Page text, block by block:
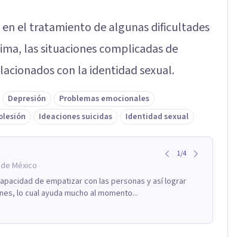
el tratamiento de algunas dificultades
las situaciones complicadas de
con la identidad sexual.
Depresión
Problemas emocionales
Ideaciones suicidas Identidad sexual
1/4
México
de empatizar con las personas y así lograr
lo cual ayuda mucho al momento...